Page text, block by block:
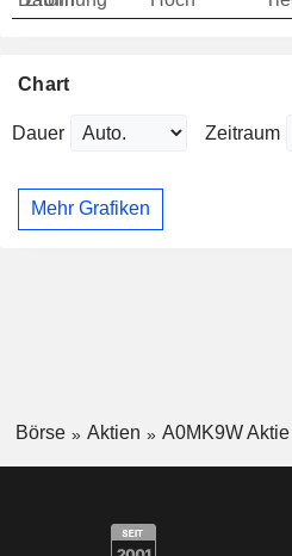
Chart
Dauer Zeitraum
Mehr Grafiken
Börse Aktien A0MK9W Aktie